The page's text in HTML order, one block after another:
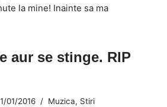
la mine! Inainte sa ma
aur se stinge. RIP
01/2016 Muzica, Stiri